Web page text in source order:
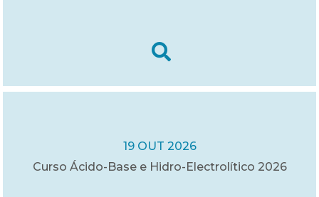
19 OUT 2026
Curso Ácido-Base e Hidro-Electrolítico 2026